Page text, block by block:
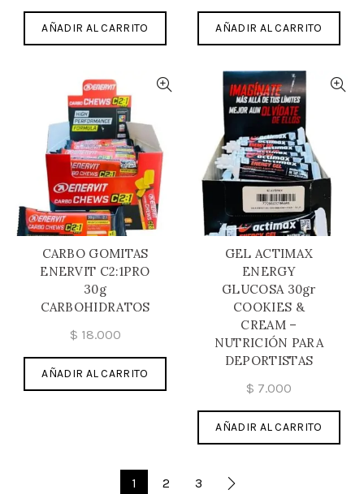
AÑADIR AL CARRITO AÑADIR AL CARRITO
CARBO GOMITAS
ENERVIT C2:1PRO
30g
CARBOHIDRATOS
$ 18.000
AÑADIR AL CARRITO
GEL ACTIMAX
ENERGY
GLUCOSA 30gr
COOKIES &
CREAM –
NUTRICIÓN PARA
DEPORTISTAS
$ 7.000
AÑADIR AL CARRITO
1 2 3